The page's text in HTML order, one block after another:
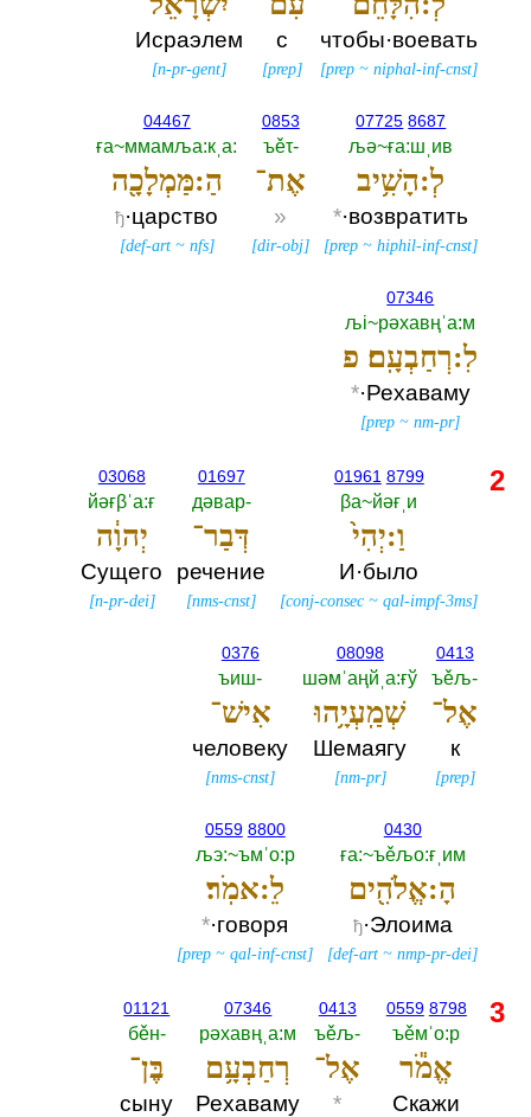
чтобы·воевать
[prep ~niphal-inf-cnst]
с
[prep]
Исраэлем
[n-pr-gent]
07725 8687
љә~ға:шˌив
לְ:הָשִׁ֥יב
*·возвратить
[prep ~hiphil-inf-cnst]
0853
ъěτ-‎
אֶת־
»
[dir-obj]
04467
ға~ммамља:кˌа:‎
הַ:מַּמְלָכָ֖ה
ђ·царство
[def-art~ nfs]
07346
љi~рәхавңˈа:м
לִ:רְחַבְעָֽם׃ פ
*·Рехаваму
[prep ~nm-pr]
01961 8799
βа~йәғˌи
וַ:יְהִי֙
И·было
[conj-consec ~qal-impf-3ms]
01697
дәвар-‎
דְּבַר־
речение
[nms-cnst]
03068
йәғβˈа:ғ
יְהוָ֔ה
Сущего
[n-pr-dei]
0413
ъěљ-‎
אֶל־
к
[prep]
08098
шәмˈаңйˌа:ғў
שְׁמַֽעְיָ֥הוּ
Шемаягу
[nm-pr]
0376
ъиш-‎
אִישׁ־
человеку
[nms-cnst]
0430
ға:~ъěљо:ғˌим
הָ:אֱלֹהִ֖ים
ђ·Элоима
[def-art ~nmp-pr-dei]
0559 8800
љэ:~ъмˈо:р
לֵ:אמֹֽר׃
*·говоря
[prep ~qal-inf-cnst]
2
0559 8798
ъěмˈо:р
אֱמֹ֕ר
Скажи
0413
ъěљ-‎
אֶל־
*
07346
рәхавңˌа:м
רְחַבְעָ֥ם
Рехаваму
01121
бěн-‎
בֶּן־
сыну
3